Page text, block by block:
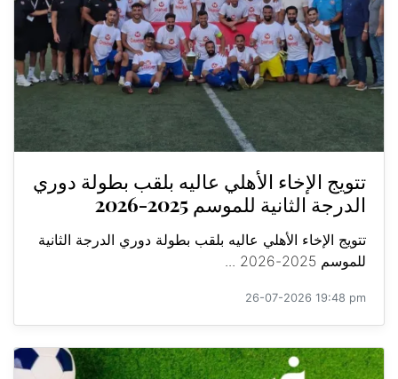
تتويج الإخاء الأهلي عاليه بلقب بطولة دوري
الدرجة الثانية للموسم 2025-2026
تتويج الإخاء الأهلي عاليه بلقب بطولة دوري الدرجة الثانية
للموسم 2025-2026 ...
26-07-2026 19:48 pm